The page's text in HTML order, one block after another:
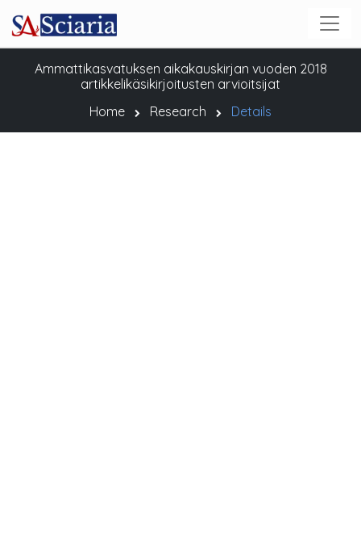
Ammattikasvatuksen aikakauskirjan vuoden 2018
artikkelikäsikirjoitusten arvioitsijat
Home
Research Details